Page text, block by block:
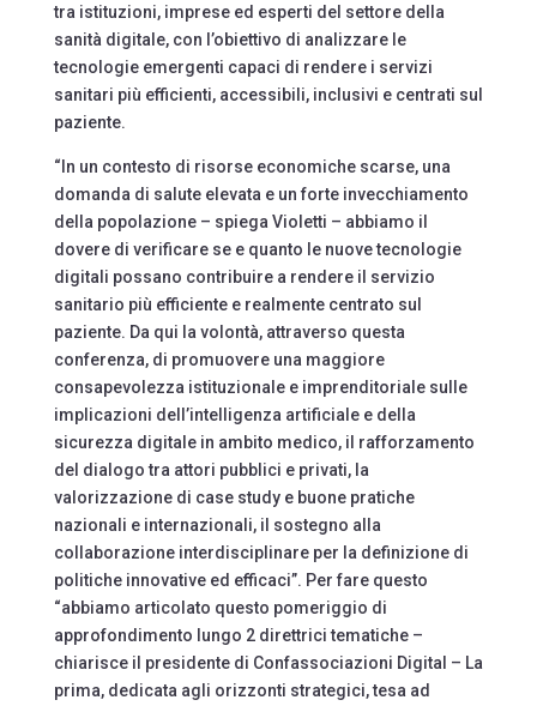
tra istituzioni, imprese ed esperti del settore della
sanità digitale, con l’obiettivo di analizzare le
tecnologie emergenti capaci di rendere i servizi
sanitari più efficienti, accessibili, inclusivi e centrati sul
paziente.
“In un contesto di risorse economiche scarse, una
domanda di salute elevata e un forte invecchiamento
della popolazione – spiega Violetti – abbiamo il
dovere di verificare se e quanto le nuove tecnologie
digitali possano contribuire a rendere il servizio
sanitario più efficiente e realmente centrato sul
paziente. Da qui la volontà, attraverso questa
conferenza, di promuovere una maggiore
consapevolezza istituzionale e imprenditoriale sulle
implicazioni dell’intelligenza artificiale e della
sicurezza digitale in ambito medico, il rafforzamento
del dialogo tra attori pubblici e privati, la
valorizzazione di case study e buone pratiche
nazionali e internazionali, il sostegno alla
collaborazione interdisciplinare per la definizione di
politiche innovative ed efficaci”. Per fare questo
“abbiamo articolato questo pomeriggio di
approfondimento lungo 2 direttrici tematiche –
chiarisce il presidente di Confassociazioni Digital – La
prima, dedicata agli orizzonti strategici, tesa ad